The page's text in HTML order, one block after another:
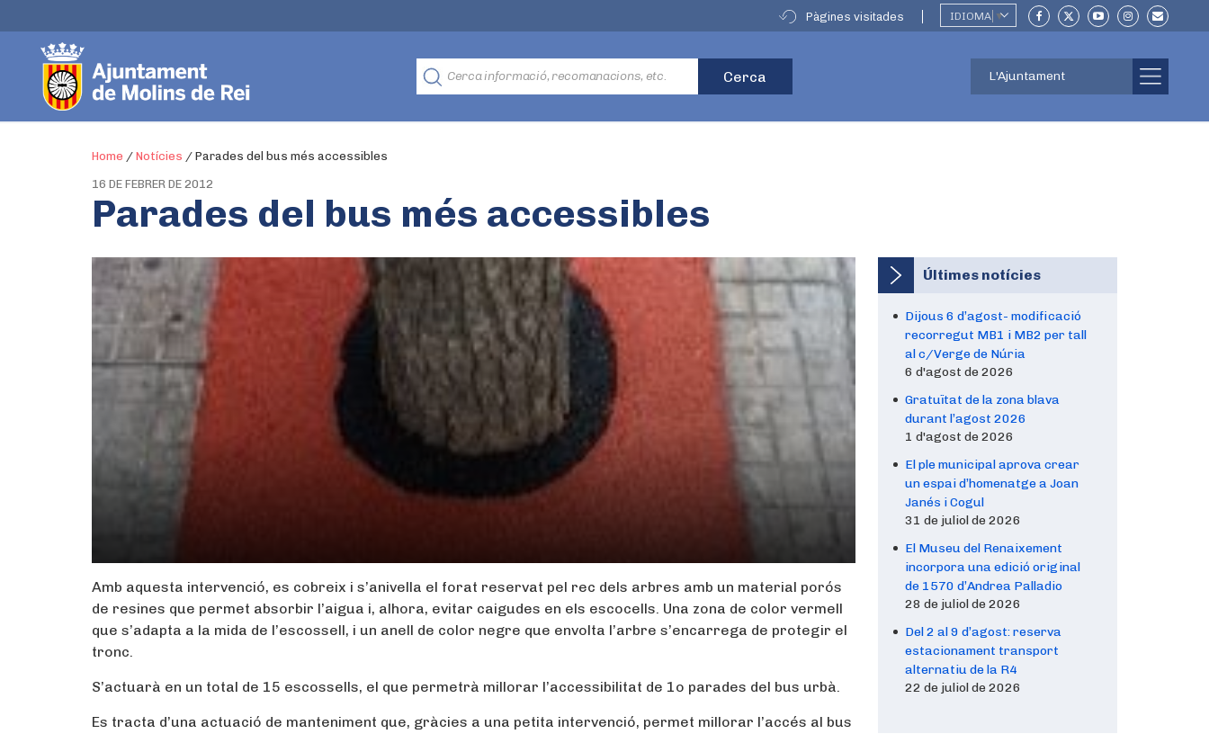
Pàgines visitades IDIOMA ▼
L'Ajuntament
Home / Notícies / Parades del bus més accessibles
16 DE FEBRER DE 2012
Parades del bus més accessibles
Amb aquesta intervenció, es cobreix i s’anivella el forat reservat pel rec dels arbres amb un material porós
de resines que permet absorbir l’aigua i, alhora, evitar caigudes en els escocells. Una zona de color vermell
que s’adapta a la mida de l’escossell, i un anell de color negre que envolta l’arbre s’encarrega de protegir el
tronc.
S’actuarà en un total de 15 escossells, el que permetrà millorar l’accessibilitat de 1o parades del bus urbà.
Es tracta d’una actuació de manteniment que, gràcies a una petita intervenció, permet millorar l’accés al bus
Últimes notícies
Dijous 6 d’agost- modificació
recorregut MB1 i MB2 per tall
al c/Verge de Núria
6 d'agost de 2026
Gratuïtat de la zona blava
durant l’agost 2026
1 d'agost de 2026
El ple municipal aprova crear
un espai d’homenatge a Joan
Janés i Cogul
31 de juliol de 2026
El Museu del Renaixement
incorpora una edició original
de 1570 d’Andrea Palladio
28 de juliol de 2026
Del 2 al 9 d’agost: reserva
estacionament transport
alternatiu de la R4
22 de juliol de 2026